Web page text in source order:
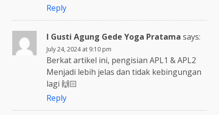
Reply
I Gusti Agung Gede Yoga Pratama says:
July 24, 2024 at 9:10 pm
Berkat artikel ini, pengisian APL1 & APL2
Menjadi lebih jelas dan tidak kebingungan
lagi 🙌🏻
Reply